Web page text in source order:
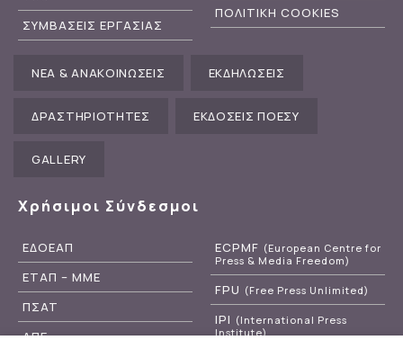
ΣΥΜΒΑΣΕΙΣ ΕΡΓΑΣΙΑΣ
ΠΟΛΙΤΙΚΗ COOKIES
ΝΕΑ & ΑΝΑΚΟΙΝΩΣΕΙΣ ΕΚΔΗΛΩΣΕΙΣ
ΔΡΑΣΤΗΡΙΟΤΗΤΕΣ ΕΚΔΟΣΕΙΣ ΠΟΕΣΥ
GALLERY
Χρήσιμοι Σύνδεσμοι
ΕΔΟΕΑΠ
ΕΤΑΠ – ΜΜΕ
ΠΣΑΤ
ΑΠΕ
ECPMF (European Centre for
Press & Media Freedom)
FPU (Free Press Unlimited)
IPI (International Press
Institute)